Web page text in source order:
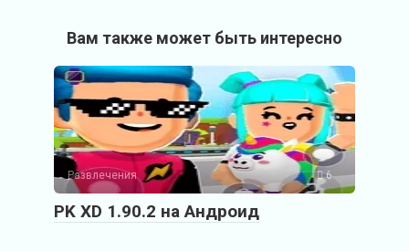
Вам также может быть интересно
Развлечения 6
PK XD 1.90.2 на Андроид